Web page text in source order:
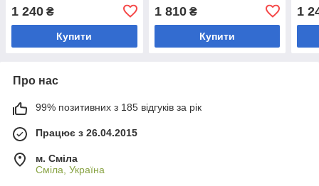
1 240 ₴
Купити
1 810₴
Купити
1
Про нас
99% позитивних з 185 відгуків за рік
Працює з 26.04.2015
м. Сміла
Сміла, Україна